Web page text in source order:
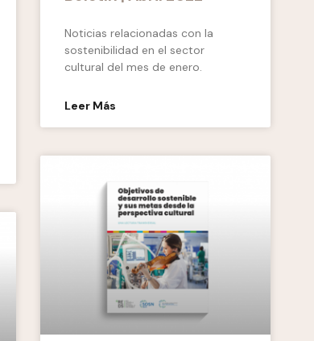
Noticias relacionadas con la
sostenibilidad en el sector
cultural del mes de enero.
Leer Más